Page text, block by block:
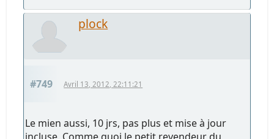
plock
#749 Avril 13, 2012, 22:11:21
Le mien aussi, 10 jrs, pas plus et mise à jour